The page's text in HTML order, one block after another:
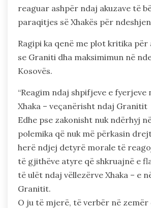
reaguar ashpër ndaj akuzave të
paraqitjes së Xhakës për
Ragipi ka qenë me plot kritika
se Graniti dha maksimimun në
Kosovës.
“Reagim ndaj shpifjeve e fyerjeve
Xhaka – veçanërisht ndaj Granitit
Edhe pse zakonisht nuk ndërhyj
polemika që nuk më përkasin
herë ndjej detyrë morale të
të gjithëve atyre që shkruajnë e
të ulët ndaj vëllezërve Xhaka – e
Granitit.
O ju të mjerë, të verbër në zemër